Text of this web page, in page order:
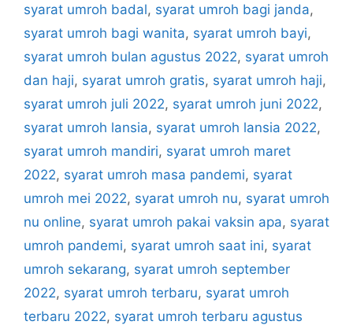
syarat umroh badal, syarat umroh bagi janda,
syarat umroh bagi wanita, syarat umroh bayi,
syarat umroh bulan agustus 2022, syarat umroh
dan haji, syarat umroh gratis, syarat umroh haji,
syarat umroh juli 2022, syarat umroh juni 2022,
syarat umroh lansia, syarat umroh lansia 2022,
syarat umroh mandiri, syarat umroh maret
2022, syarat umroh masa pandemi, syarat
umroh mei 2022, syarat umroh nu, syarat umroh
nu online, syarat umroh pakai vaksin apa, syarat
umroh pandemi, syarat umroh saat ini, syarat
umroh sekarang, syarat umroh september
2022, syarat umroh terbaru, syarat umroh
terbaru 2022, syarat umroh terbaru agustus